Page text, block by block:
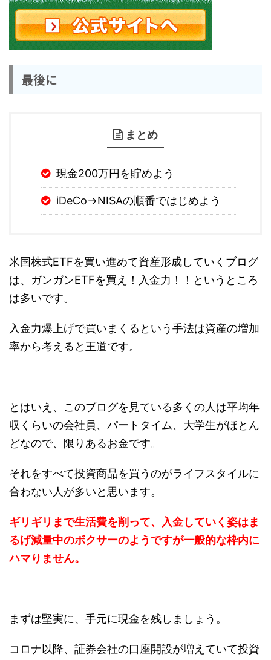
最後に
まとめ
現金200万円を貯めよう
iDeCo→NISAの順番ではじめよう
米国株式ETFを買い進めて資産形成していくブログ
は、ガンガンETFを買え！入金力！！というところ
は多いです。
入金力爆上げで買いまくるという手法は資産の増加
率から考えると王道です。
とはいえ、このブログを見ている多くの人は平均年
収くらいの会社員、パートタイム、大学生がほとん
どなので、限りあるお金です。
それをすべて投資商品を買うのがライフスタイルに
合わない人が多いと思います。
ギリギリまで生活費を削って、入金していく姿はま
るげ減量中のボクサーのようですが一般的な枠内に
ハマりません。
まずは堅実に、手元に現金を残しましょう。
コロナ以降、証券会社の口座開設が増えていて投資